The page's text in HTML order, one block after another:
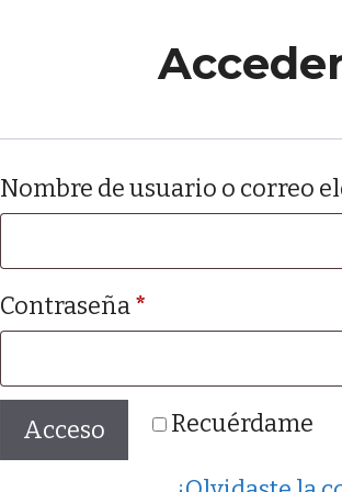
Nombre de usuario o correo
Contraseña*
Recuérdame
Acceso